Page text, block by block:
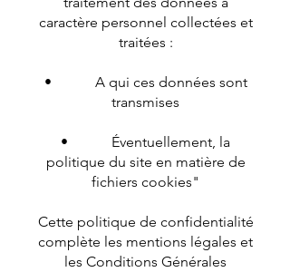
caractère personnel collectées et
traitées :
• A qui ces données sont
transmises
• Éventuellement, la
politique du site en matière de
fichiers cookies"
Cette politique de confidentialité
complète les mentions légales et
les Conditions Générales